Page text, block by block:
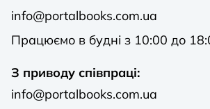
info@portalbooks.com.ua
Працюємо в будні з 10:00 до
З приводу співпраці:
info@portalbooks.com.ua